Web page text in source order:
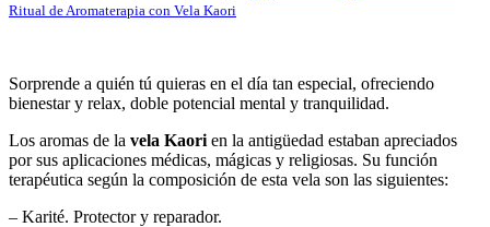
Ritual de Aromaterapia con Vela Kaori
Sorprende a quién tú quieras en el día tan especial, ofreciendo
bienestar y relax, doble potencial mental y tranquilidad.
Los aromas de la vela Kaori en la antigüedad estaban apreciados
por sus aplicaciones médicas, mágicas y religiosas. Su función
terapéutica según la composición de esta vela son las siguientes:
– Karité. Protector y reparador.